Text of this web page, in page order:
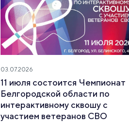
03.07.2026
11 июля состоится Чемпионат
Белгородской области по
интерактивному сквошу с
участием ветеранов СВО